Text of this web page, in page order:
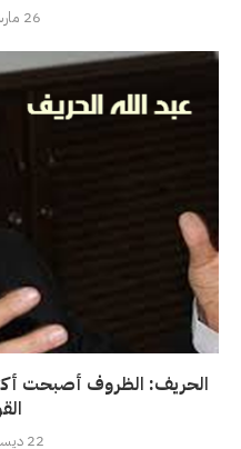
26 مارس، 2021
الحريف: الظروف أصبحت
22 ديسمبر، 2016